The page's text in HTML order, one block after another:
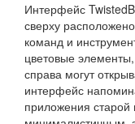
Интерфейс
сверху
команд и
цветовые
справа могут
интерфейс
приложения